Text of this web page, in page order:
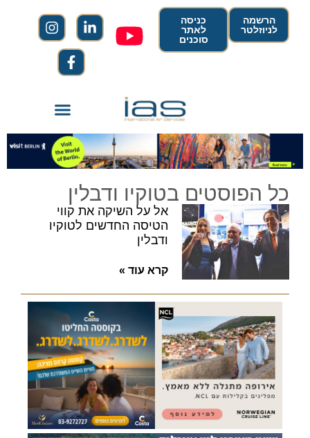
הרשמה
לניוזלטר
כניסה
לאתר
סוכנים
כל הפוסטים בטוקיו ודבלין
אל על השיקה את קווי
הטיסה החדשים לטוקיו
ודבלין
קרא עוד »